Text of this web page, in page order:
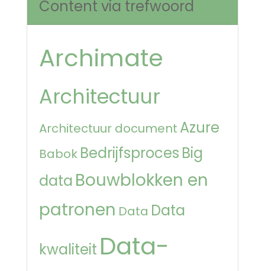
Content via trefwoord
Archimate
Architectuur
Architectuur document Azure
Babok Bedrijfsproces Big
data Bouwblokken en
patronen Data Data
kwaliteit Data-